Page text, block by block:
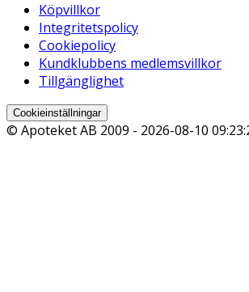
Köpvillkor
Integritetspolicy
Cookiepolicy
Kundklubbens medlemsvillkor
Tillgänglighet
Cookieinställningar
© Apoteket AB 2009 - 2026-08-10